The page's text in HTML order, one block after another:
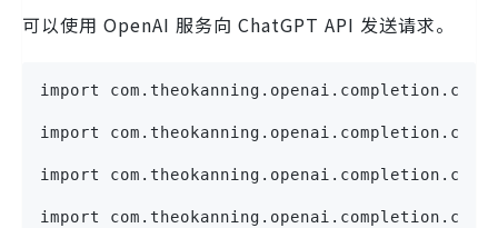
可以使用 OpenAI 服务向 ChatGPT API 发送请求。
import
import
import
import